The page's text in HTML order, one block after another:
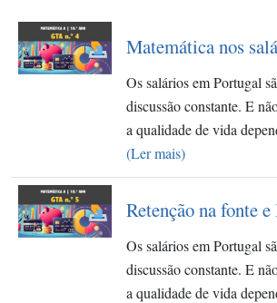
Matemática nos
Os salários em Portugal
discussão constante. E
a qualidade de vida
(Ler mais)
Retenção na fonte
Os salários em Portugal
discussão constante. E
a qualidade de vida